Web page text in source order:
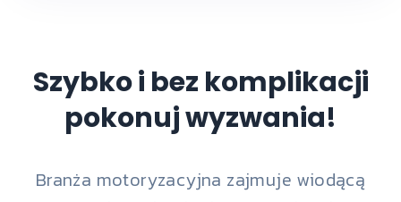
Szybko i bez komplikacji
pokonuj wyzwania!
Branża motoryzacyjna zajmuje wiodącą